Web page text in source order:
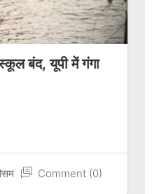
बंद, यूपी में गंगा
Comment (0)